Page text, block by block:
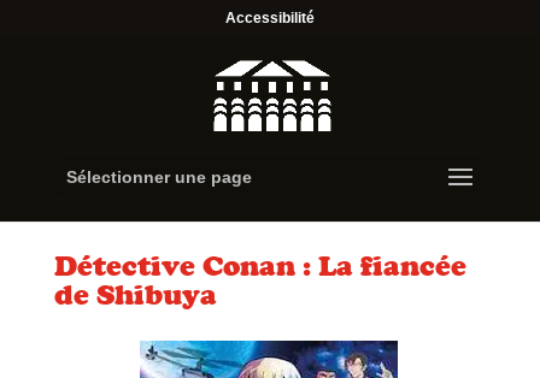
Accessibilité
Sélectionner une page
Détective Conan : La fiancée
de Shibuya